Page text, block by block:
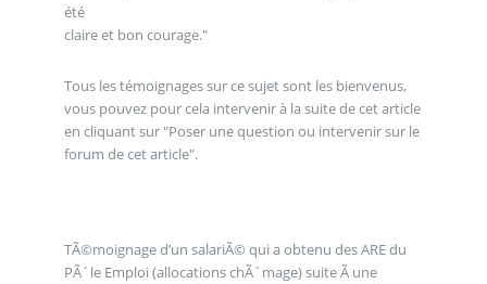
été
claire et bon courage."
Tous les témoignages sur ce sujet sont les bienvenus,
vous pouvez pour cela intervenir à la suite de cet article
en cliquant sur "Poser une question ou intervenir sur le
forum de cet article".
TÃ©moignage d’un salariÃ© qui a obtenu des ARE du
PÃ´le Emploi (allocations chÃ´mage) suite Ã une